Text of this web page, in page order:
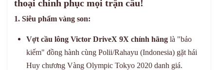
thoại chinh phục mọi trận cầu!
1. Siêu phẩm vàng son:
Vợt cầu lông Victor DriveX 9X chính hãng là "bảo
kiếm" đồng hành cùng Polii/Rahayu (Indonesia) gặt hái
Huy chương Vàng Olympic Tokyo 2020 danh giá.